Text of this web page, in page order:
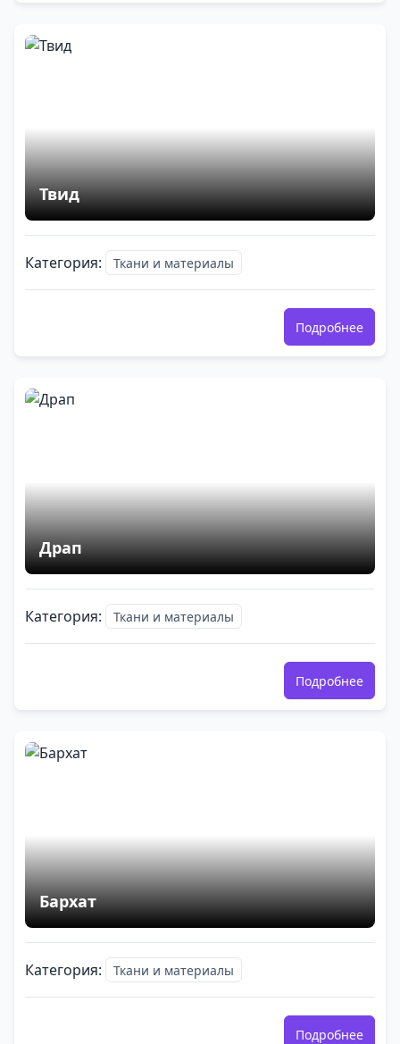
Твид
Категория: Ткани и материалы
Подробнее
Драп
Категория: Ткани и материалы
Подробнее
Бархат
Категория: Ткани и материалы
Подробнее